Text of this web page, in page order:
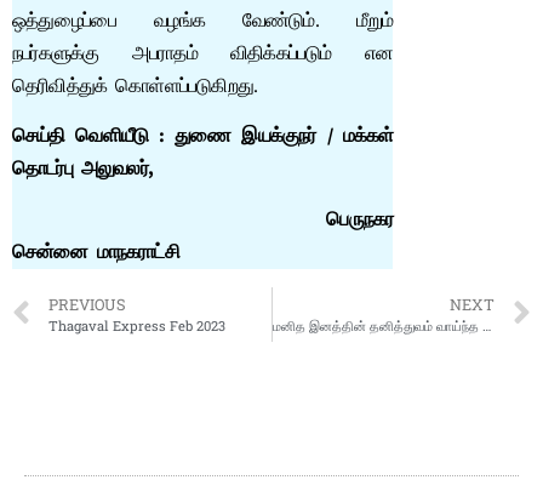
ஒத்துழைப்பை வழங்க வேண்டும். மீறும்
நபர்களுக்கு அபராதம் விதிக்கப்படும் என
தெரிவித்துக் கொள்ளப்படுகிறது.
செய்தி வெளியீடு:துணை இயக்குநர்/ மக்கள்
தொடர்பு அலுவலர்,
பெருநகர
சென்னை மாநகராட்சி
PREVIOUS
Thagaval Express Feb 2023
NEXT
மனித இனத்தின் தனித்துவம் வாய்ந்த கொடை (பரிசு): மொழி.